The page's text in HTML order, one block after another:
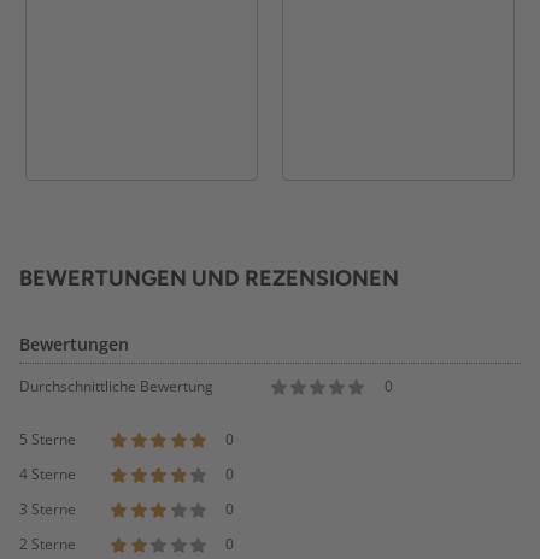
BEWERTUNGEN UND REZENSIONEN
Bewertungen
Durchschnittliche Bewertung 0
5 Sterne
0
4 Sterne
0
3 Sterne
0
2 Sterne
0